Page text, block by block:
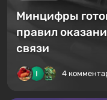
Минцифры
правил
связи
4